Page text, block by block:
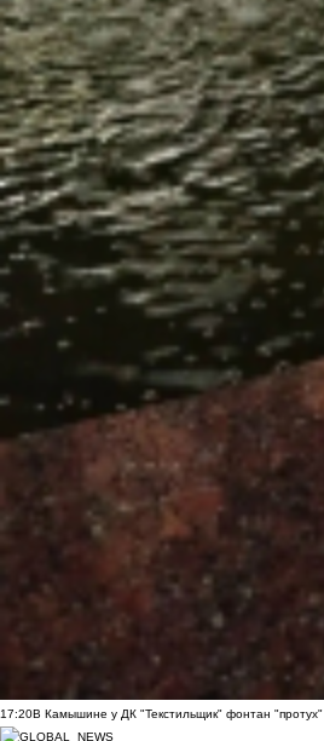
17:20В Камышине у ДК "Текстильщик" фонтан "протух"